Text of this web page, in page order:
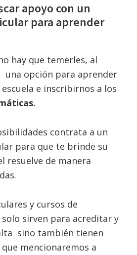
apoyo con un
para aprender
hay que temerles, al
una opción para aprender
e inscribirnos a los
contrata a un
para que te brinde su
resuelve de manera
y cursos de
sirven para acreditar y
sino también tienen
mencionaremos a